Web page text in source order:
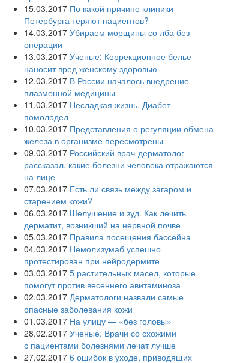
15.03.2017 По какой причине клиники
Петербурга теряют пациентов?
14.03.2017 Убираем морщины со лба без
операции
13.03.2017 Ученые: Коррекционное белье
наносит вред женскому здоровью
12.03.2017 В России началось внедрение
плазменной медицины
11.03.2017 Несладкая жизнь. Диабет
помолодел
10.03.2017 Представления о регуляции обмена
железа в организме пересмотрены
09.03.2017 Российский врач-дерматолог
рассказал, какие болезни человека отражаются
на лице
07.03.2017 Есть ли связь между загаром и
старением кожи?
06.03.2017 Шелушение и зуд. Как лечить
дерматит, возникший на нервной почве
05.03.2017 Правила посещения бассейна
04.03.2017 Немолизумаб успешно
протестирован при нейродермите
03.03.2017 5 растительных масел, которые
помогут против весеннего авитаминоза
02.03.2017 Дерматологи назвали самые
опасные заболевания кожи
01.03.2017 На улицу — «без головы»
28.02.2017 Ученые: Врачи со схожими
с пациентами болезнями лечат лучше
27.02.2017 6 ошибок в уходе, приводящих